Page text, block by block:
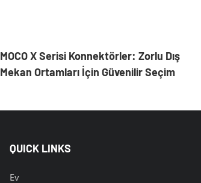
MOCO X Serisi Konnektörler: Zorlu Dış
Mekan Ortamları İçin Güvenilir Seçim
QUICK LINKS
Ev